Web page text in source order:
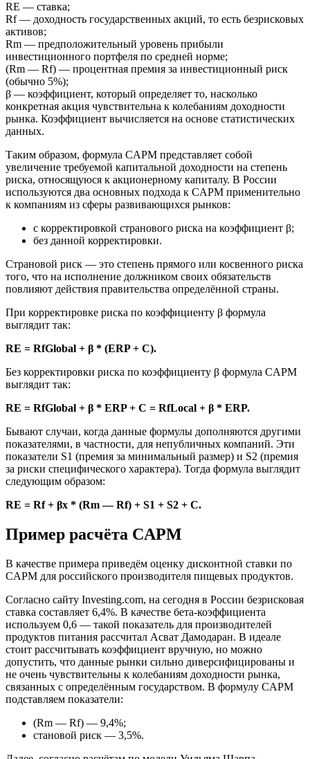
RE — ставка;
Rf — доходность государственных акций, то есть безрисковых
активов;
Rm — предположительный уровень прибыли
инвестиционного портфеля по средней норме;
(Rm — Rf) — процентная премия за инвестиционный риск
(обычно 5%);
β — коэффициент, который определяет то, насколько
конкретная акция чувствительна к колебаниям доходности
рынка. Коэффициент вычисляется на основе статистических
данных.
Таким образом, формула CAPM представляет собой
увеличение требуемой капитальной доходности на степень
риска, относящуюся к акционерному капиталу. В России
используются два основных подхода к CAPM применительно
к компаниям из сферы развивающихся рынков:
с корректировкой странового риска на коэффициент β;
без данной корректировки.
Страновой риск — это степень прямого или косвенного риска
того, что на исполнение должником своих обязательств
повлияют действия правительства определённой страны.
При корректировке риска по коэффициенту β формула
выглядит так:
RE = RfGlobal + β * (ERP + C).
Без корректировки риска по коэффициенту β формула CAPM
выглядит так:
RE = RfGlobal + β * ERP + C = RfLocal + β * ERP.
Бывают случаи, когда данные формулы дополняются другими
показателями, в частности, для непубличных компаний. Эти
показатели S1 (премия за минимальный размер) и S2 (премия
за риски специфического характера). Тогда формула выглядит
следующим образом:
RE = Rf + βx * (Rm — Rf) + S1 + S2 + C.
Пример расчёта CAPM
В качестве примера приведём оценку дисконтной ставки по
CAPM для российского производителя пищевых продуктов.
Согласно сайту Investing.com, на сегодня в России безрисковая
ставка составляет 6,4%. В качестве бета-коэффициента
используем 0,6 — такой показатель для производителей
продуктов питания рассчитал Асват Дамодаран. В идеале
стоит рассчитывать коэффициент вручную, но можно
допустить, что данные рынки сильно диверсифицированы и
не очень чувствительны к колебаниям доходности рынка,
связанных с определённым государством. В формулу CAPM
подставляем показатели:
(Rm — Rf) — 9,4%;
становой риск — 3,5%.